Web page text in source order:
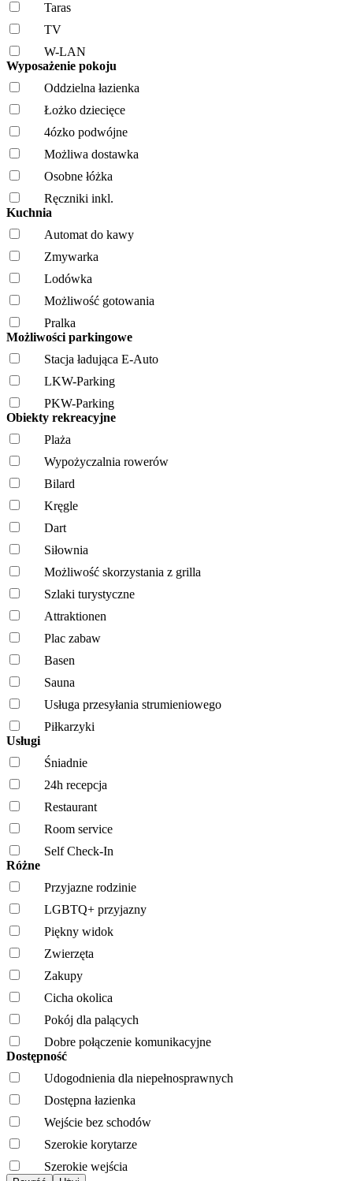
Taras
TV
W-LAN
Wyposażenie pokoju
Oddzielna łazienka
Łożko dziecięce
4ózko podwójne
Możliwa dostawka
Osobne łóżka
Ręczniki inkl.
Kuchnia
Automat do kawy
Zmywarka
Lodówka
Możliwość gotowania
Pralka
Możliwości parkingowe
Stacja ładująca E-Auto
LKW-Parking
PKW-Parking
Obiekty rekreacyjne
Plaża
Wypożyczalnia rowerów
Bilard
Kręgle
Dart
Siłownia
Możliwość skorzystania z grilla
Szlaki turystyczne
Attraktionen
Plac zabaw
Basen
Sauna
Usługa przesyłania strumieniowego
Piłkarzyki
Usługi
Śniadnie
24h recepcja
Restaurant
Room service
Self Check-In
Różne
Przyjazne rodzinie
LGBTQ+ przyjazny
Piękny widok
Zwierzęta
Zakupy
Cicha okolica
Pokój dla palących
Dobre połączenie komunikacyjne
Dostępność
Udogodnienia dla niepełnosprawnych
Dostępna łazienka
Wejście bez schodów
Szerokie korytarze
Szerokie wejścia